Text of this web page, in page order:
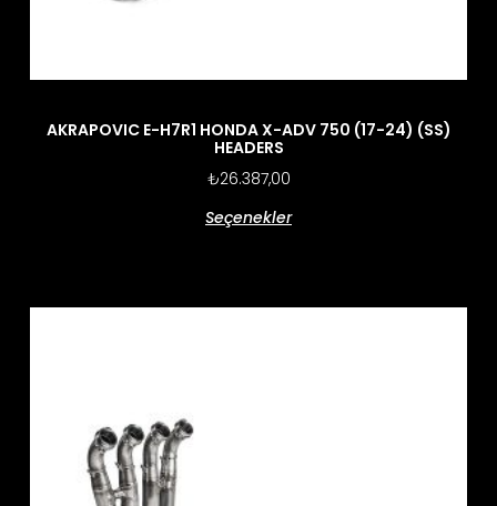
AKRAPOVIC E-H7R1 HONDA X-ADV 750 (17-24) (SS)
HEADERS
₺26.387,00
Seçenekler